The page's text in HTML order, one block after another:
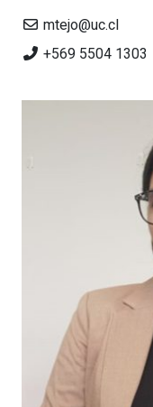
mtejo@uc.cl
+569 5504 1303